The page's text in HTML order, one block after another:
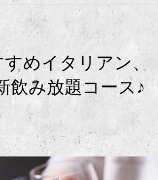
めイタリアン、
飲み放題コース♪